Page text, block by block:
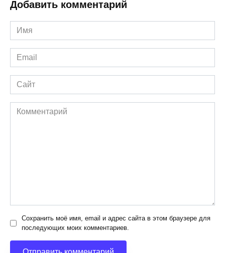
Добавить комментарий
Имя
*
Email
*
Сайт
Комментарий
Сохранить моё имя, email и адрес сайта в этом браузере для
последующих моих комментариев.